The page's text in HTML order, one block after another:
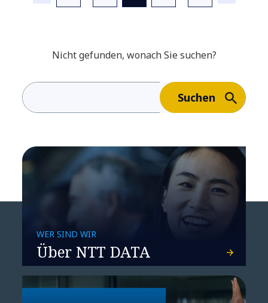
Innovation erlebbar
machen!
SENSEI – unsere
innovative Architektur-
Blaupause für Systems
Nicht gefunden, wonach Sie suchen?
Suchen
WER SIND WIR
Über NTT DATA